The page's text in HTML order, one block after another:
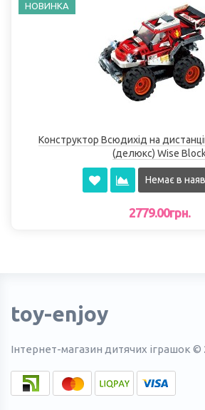
НОВИНКА
Конструктор Всюдихід на
(делюкс) Wise
Немає в
2779.00грн.
toy-enjoy
Інтернет-магазин дитячих іграшок ©